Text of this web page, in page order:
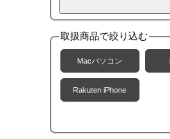
取扱商品で絞り込む
Macパソコン
Rakuten iPhone